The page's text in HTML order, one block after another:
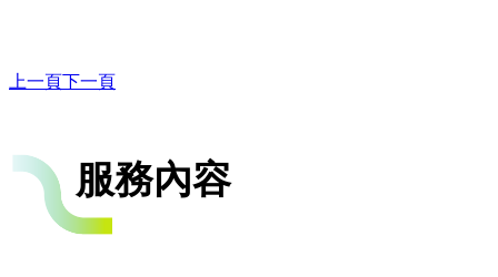
上一頁下一頁
服務內容